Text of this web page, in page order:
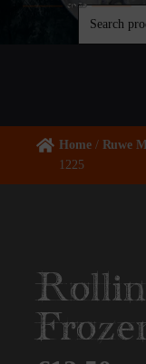
Home/ Ruwe
1225